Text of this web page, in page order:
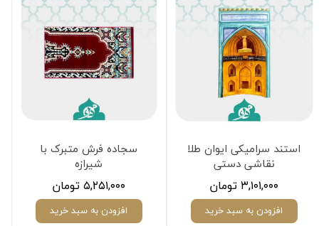
استند سرامیکی ایوان طلا
نقاشی دستی
۳,۱۰۱,۰۰۰ تومان
افزودن به سبد خرید
سجاده فرش متبرک با
شیرازه
۵,۲۵۱,۰۰۰ تومان
افزودن به سبد خرید